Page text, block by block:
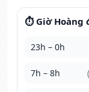
⏱️ Giờ Hoàng
23h – 0h
7h – 8h